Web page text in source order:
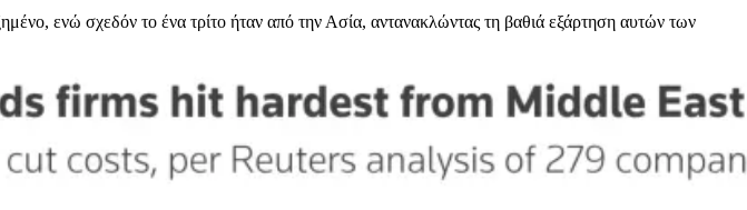
ενώ σχεδόν το ένα τρίτο ήταν από την Ασία, αντανακλώντας τη βαθιά εξάρτηση αυτών των